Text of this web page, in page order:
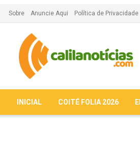
Sobre Anuncie Aqui Política de Privacidade
INICIAL COITÉ FOLIA 2026